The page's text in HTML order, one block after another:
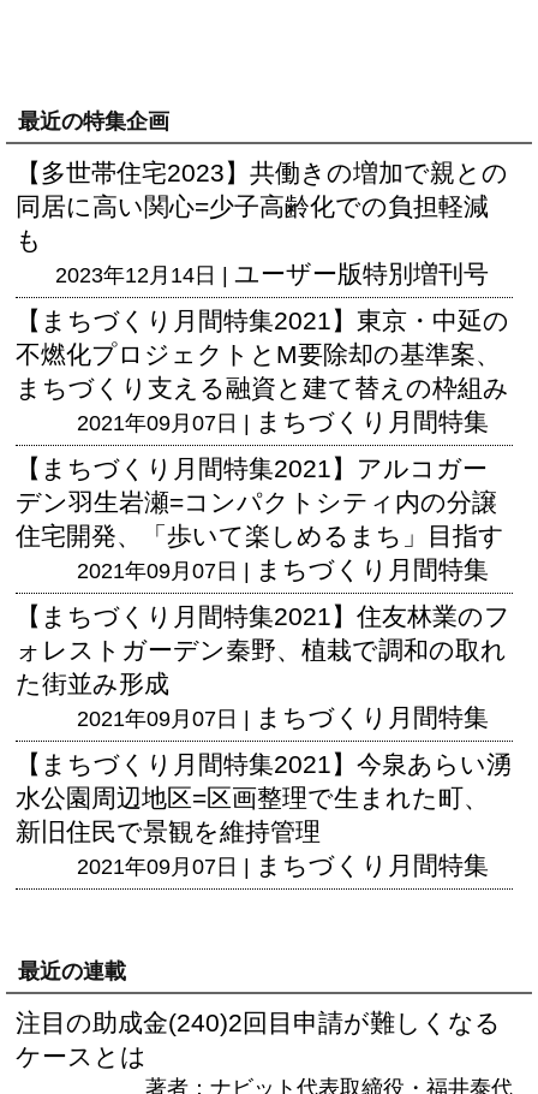
最近の特集企画
【多世帯住宅2023】共働きの増加で親との
同居に高い関心=少子高齢化での負担軽減
も
2023年12月14日 | ユーザー版特別増刊号
【まちづくり月間特集2021】東京・中延の
不燃化プロジェクトとM要除却の基準案、
まちづくり支える融資と建て替えの枠組み
2021年09月07日 | まちづくり月間特集
【まちづくり月間特集2021】アルコガー
デン羽生岩瀬=コンパクトシティ内の分譲
住宅開発、「歩いて楽しめるまち」目指す
2021年09月07日 | まちづくり月間特集
【まちづくり月間特集2021】住友林業のフ
ォレストガーデン秦野、植栽で調和の取れ
た街並み形成
2021年09月07日 | まちづくり月間特集
【まちづくり月間特集2021】今泉あらい湧
水公園周辺地区=区画整理で生まれた町、
新旧住民で景観を維持管理
2021年09月07日 | まちづくり月間特集
最近の連載
注目の助成金(240)2回目申請が難しくなる
ケースとは
著者：ナビット代表取締役・福井泰代